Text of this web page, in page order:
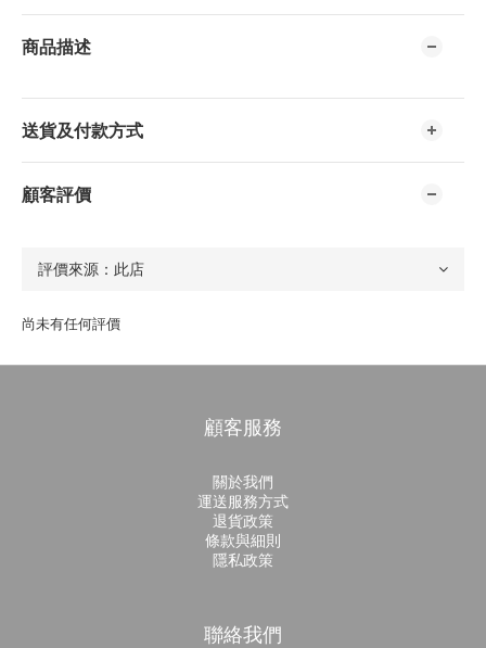
商品描述
送貨及付款方式
顧客評價
尚未有任何評價
顧客服務
關於我們
運送服務方式
退貨政策
條款與細則
隱私政策
聯絡我們